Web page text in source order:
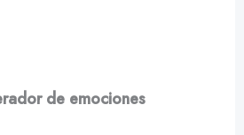
de emociones